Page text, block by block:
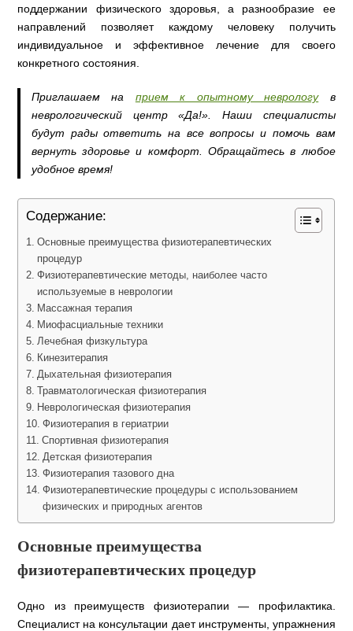
поддержании физического здоровья, а разнообразие ее
направлений позволяет каждому человеку получить
индивидуальное и эффективное лечение для своего
конкретного состояния.
Приглашаем на прием к опытному неврологув
неврологический центр «Да!». Наши специалисты
будут рады ответить на все вопросы и помочь вам
вернуть здоровье и комфорт. Обращайтесь в любое
удобное время!
Содержание:
Основные преимущества физиотерапевтических
процедур
Физиотерапевтические методы, наиболее часто
используемые в неврологии
Массажная терапия
Миофасциальные техники
Лечебная физкультура
Кинезитерапия
Дыхательная физиотерапия
Травматологическая физиотерапия
Неврологическая физиотерапия
Физиотерапия в гериатрии
Спортивная физиотерапия
Детская физиотерапия
Физиотерапия тазового дна
Физиотерапевтические процедуры с использованием
физических и природных агентов
Основные преимущества
физиотерапевтических процедур
Одно из преимуществ физиотерапии — профилактика.
Специалист на консультации дает инструменты, упражнения